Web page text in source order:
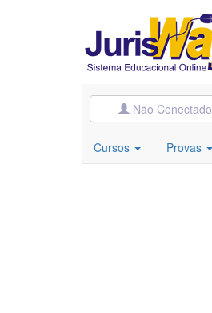
Não Conectado
Cursos Provas